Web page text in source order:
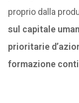
proprio dalla
sul capitale
prioritarie
formazione